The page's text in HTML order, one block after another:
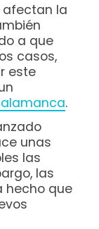
afectan la
a que
casos,
este
.
unas
las
las
hecho que